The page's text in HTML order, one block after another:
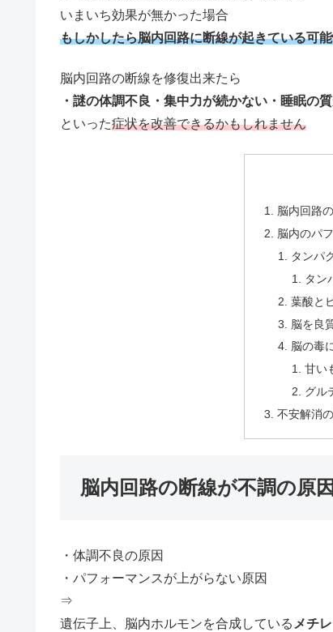
いまいち効果が無かった場合
もしかしたら脳内回路に断線が起きている可
脳内回路の断線を修復出来たら
・謎の体調不良・ 集中力が続かない・ 睡眠の
といった症状を改善できるかもしれません
脳内回路
脳内のパ
タンパ
タン
葉酸と
脳を良
脳の毒
甘い
グル
不安解消
脳内回路の断線が不調の原
・体調不良の原因
・パフォーマンスが上がらない原因
⇒
遺伝子上、脳内ホルモンを合成している メチ